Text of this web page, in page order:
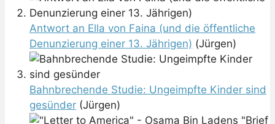
Antwort an Ella von Faina (und die öffentliche
Denunzierung einer 13. Jährigen) (Jürgen)
Bahnbrechende Studie: Ungeimpfte Kinder sind
gesünder (Jürgen)